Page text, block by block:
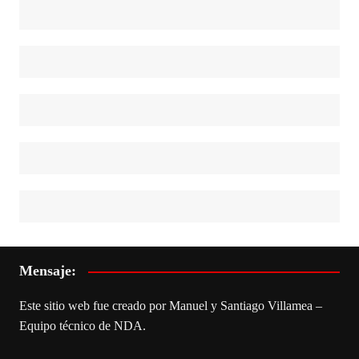
Mensaje:
Este sitio web fue creado por Manuel y Santiago Villamea –
Equipo técnico de NDA.